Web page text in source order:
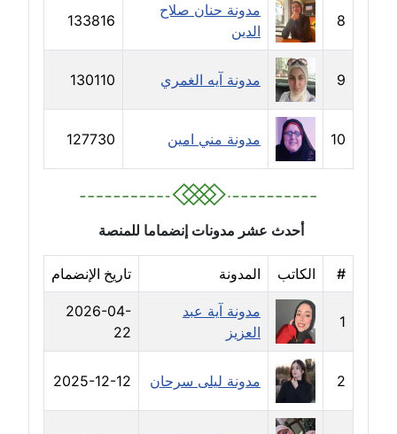
مدونة دينا منير
عاملة
مدونة راقية الدويك
عاملة
مدونة رانيا ثروت
مدونة رجاء دياب
مدونة رحاب منيعم
عاملة
مدونة رشا السعدي
عاملة
مدونة رشا شمس الدين
8
مدونة حنان صلاح
الدين
133816
9 مدونة آيه الغمري 130110
10 مدونة مني امين 127730
أحدث عشر مدونات إنضماما للمنصة
# الكاتب المدونة تاريخ الإنضمام
1
مدونة آية عبد
العزيز
2026-04-
22
2 مدونة ليلى سرحان 2025-12-12